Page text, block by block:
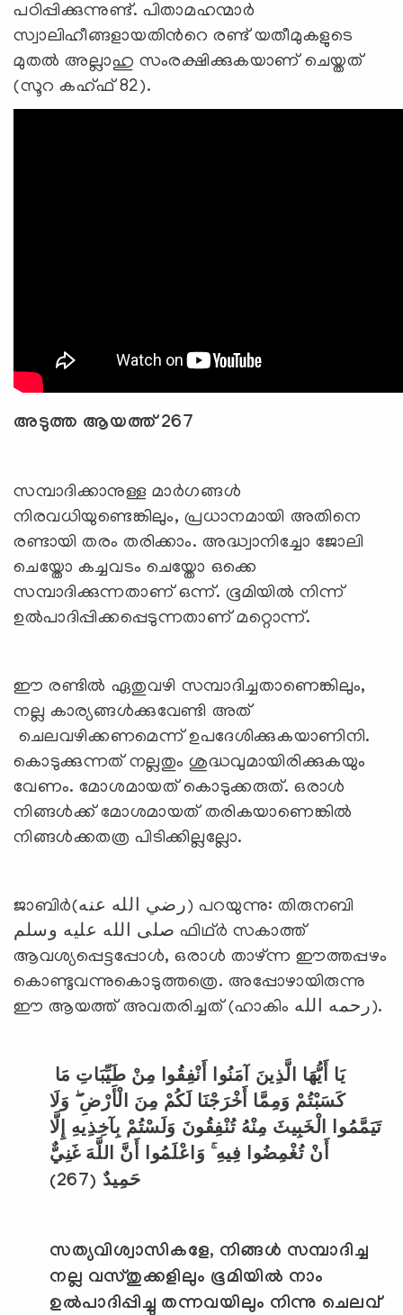
പഠിപ്പിക്കുന്നുണ്ട്. പിതാമഹന്മാര്‍
സ്വാലിഹീങ്ങളായതിന്‍റെ രണ്ട് യതീമുകളുടെ
മുതല്‍ അല്ലാഹു സംരക്ഷിക്കുകയാണ് ചെയ്തത്
(സൂറ കഹ്ഫ് 82).
അടുത്ത ആയത്ത് 267
സമ്പാദിക്കാനുള്ള മാര്‍ഗങ്ങള്‍
നിരവധിയുണ്ടെങ്കിലും, പ്രധാനമായി അതിനെ
രണ്ടായി തരം തരിക്കാം. അദ്ധ്വാനിച്ചോ ജോലി
ചെയ്തോ കച്ചവടം ചെയ്തോ ഒക്കെ
സമ്പാദിക്കുന്നതാണ് ഒന്ന്. ഭൂമിയില്‍ നിന്ന്
ഉല്‍പാദിപ്പിക്കപ്പെടുന്നതാണ് മറ്റൊന്ന്.
ഈ രണ്ടില്‍ ഏതുവഴി സമ്പാദിച്ചതാണെങ്കിലും,
നല്ല കാര്യങ്ങള്‍ക്കുവേണ്ടി അത്
ചെലവഴിക്കണമെന്ന് ഉപദേശിക്കുകയാണിനി.
കൊടുക്കുന്നത് നല്ലതും ശുദ്ധവുമായിരിക്കുകയും
വേണം. മോശമായത് കൊടുക്കരുത്. ഒരാള്‍
നിങ്ങള്‍ക്ക് മോശമായത് തരികയാണെങ്കില്‍
നിങ്ങള്‍ക്കതത്ര പിടിക്കില്ലല്ലോ.
ജാബിര്‍(رضي الله عنه) പറയുന്നു: തിരുനബി
صلى الله عليه وسلم ഫിഥ്ര്‍ സകാത്ത്
ആവശ്യപ്പെട്ടപ്പോള്‍, ഒരാള്‍ താഴ്ന്ന ഈത്തപ്പഴം
കൊണ്ടുവന്നുകൊടുത്തത്രെ. അപ്പോഴായിരുന്നു
ഈ ആയത്ത് അവതരിച്ചത് (ഹാകിം رحمه الله).
يَا أَيُّهَا الَّذِينَ آمَنُوا أَنْفِقُوا مِنْ طَيِّبَاتِ مَا
كَسَبْتُمْ وَمِمَّا أَخْرَجْنَا لَكُمْ مِنَ الْأَرْضِ ۖ وَلَا
تَيَمَّمُوا الْخَبِيثَ مِنْهُ تُنْفِقُونَ وَلَسْتُمْ بِآخِذِيهِ إِلَّا
أَنْ تُغْمِضُوا فِيهِ ۚ وَاعْلَمُوا أَنَّ اللَّهَ غَنِيٌّ
حَمِيدٌ (267)
സത്യവിശ്വാസികളേ, നിങ്ങള്‍ സമ്പാദിച്ച
നല്ല വസ്തുക്കളിലും ഭൂമിയില്‍ നാം
ഉല്‍പാദിപ്പിച്ചു തന്നവയിലും നിന്നു ചെലവ്